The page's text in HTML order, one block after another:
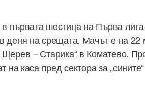
в първата шестица на Първа
деня на срещата. Мачът е на 22
– Старика“ в Коматево.
каса пред сектора за